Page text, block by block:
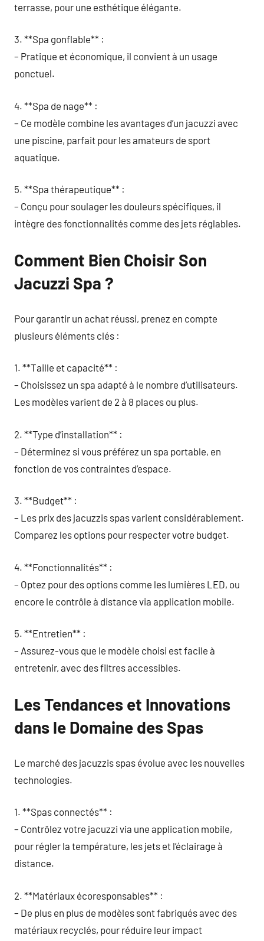
terrasse, pour une esthétique élégante.
3. **Spa gonflable** :
– Pratique et économique, il convient à un usage
ponctuel.
4. **Spa de nage** :
– Ce modèle combine les avantages d’un jacuzzi avec
une piscine, parfait pour les amateurs de sport
aquatique.
5. **Spa thérapeutique** :
– Conçu pour soulager les douleurs spécifiques, il
intègre des fonctionnalités comme des jets réglables.
Comment Bien Choisir Son
Jacuzzi Spa ?
Pour garantir un achat réussi, prenez en compte
plusieurs éléments clés :
1. **Taille et capacité** :
– Choisissez un spa adapté à le nombre d’utilisateurs.
Les modèles varient de 2 à 8 places ou plus.
2. **Type d’installation** :
– Déterminez si vous préférez un spa portable, en
fonction de vos contraintes d’espace.
3. **Budget** :
– Les prix des jacuzzis spas varient considérablement.
Comparez les options pour respecter votre budget.
4. **Fonctionnalités** :
– Optez pour des options comme les lumières LED, ou
encore le contrôle à distance via application mobile.
5. **Entretien** :
– Assurez-vous que le modèle choisi est facile à
entretenir, avec des filtres accessibles.
Les Tendances et Innovations
dans le Domaine des Spas
Le marché des jacuzzis spas évolue avec les nouvelles
technologies.
1. **Spas connectés** :
– Contrôlez votre jacuzzi via une application mobile,
pour régler la température, les jets et l’éclairage à
distance.
2. **Matériaux écoresponsables** :
– De plus en plus de modèles sont fabriqués avec des
matériaux recyclés, pour réduire leur impact